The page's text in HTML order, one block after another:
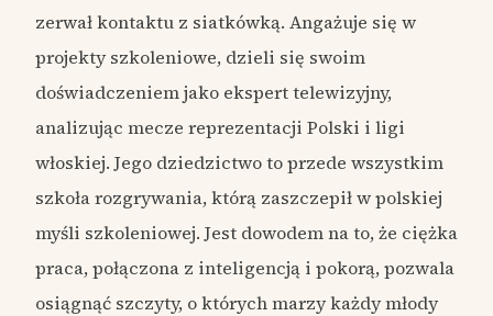
zerwał kontaktu z siatkówką. Angażuje się w
projekty szkoleniowe, dzieli się swoim
doświadczeniem jako ekspert telewizyjny,
analizując mecze reprezentacji Polski i ligi
włoskiej. Jego dziedzictwo to przede wszystkim
szkoła rozgrywania, którą zaszczepił w polskiej
myśli szkoleniowej. Jest dowodem na to, że ciężka
praca, połączona z inteligencją i pokorą, pozwala
osiągnąć szczyty, o których marzy każdy młody